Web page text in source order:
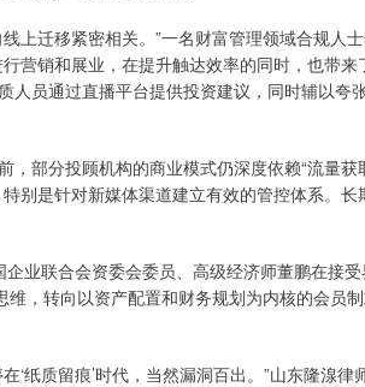
迁移紧密相关。”一名财富管理领域合规人
营销和展业，在提升触达效率的同时，也带
人员通过直播平台提供投资建议，同时辅以夸
部分投顾机构的商业模式仍深度依赖“流量获
别是针对新媒体渠道建立有效的管控体系。
业联合会资委会委员、高级经济师董鹏在接
，转向以资产配置和财务规划为内核的会员
质留痕’时代，当然漏洞百出。”山东隆湶律